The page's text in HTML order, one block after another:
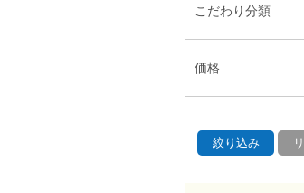
こだわり分類
価格